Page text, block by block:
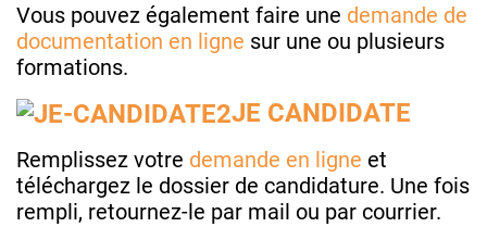
Vous pouvez également faire une demande de
documentation en ligne sur une ou plusieurs
formations.
JE CANDIDATE
Remplissez votre demande en ligne et
téléchargez le dossier de candidature. Une fois
rempli, retournez-le par mail ou par courrier.